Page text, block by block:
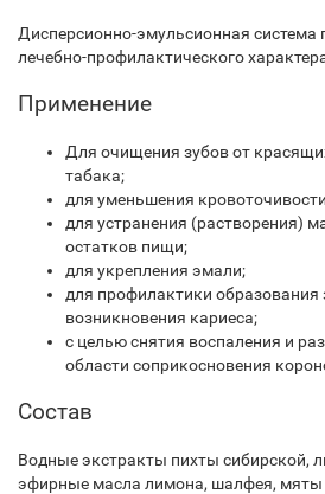
Дисперсионно-эмульсионная система
лечебно-профилактического
Применение
Для очищения зубов от
табака;
для уменьшения
для устранения (растворения)
остатков пищи;
для укрепления эмали;
для профилактики образования
возникновения кариеса;
с целью снятия воспаления и
области соприкосновения
Состав
Водные экстракты пихты сибирской,
эфирные масла лимона, шалфея, мяты